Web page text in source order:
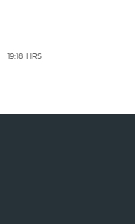
HRS